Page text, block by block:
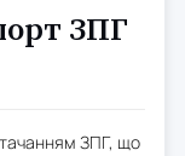
ЗПГ
ЗПГ, що